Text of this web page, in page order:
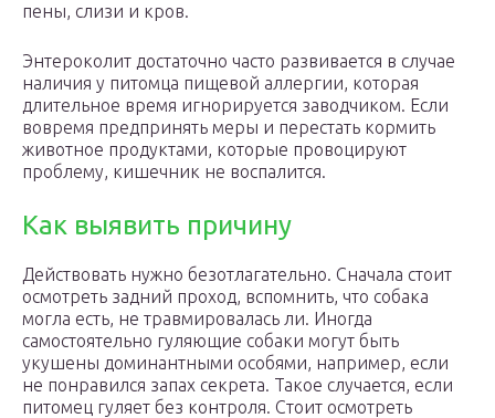
пены, слизи и кров.
Энтероколит достаточно часто развивается в случае
наличия у питомца пищевой аллергии, которая
длительное время игнорируется заводчиком. Если
вовремя предпринять меры и перестать кормить
животное продуктами, которые провоцируют
проблему, кишечник не воспалится.
Как выявить причину
Действовать нужно безотлагательно. Сначала стоит
осмотреть задний проход, вспомнить, что собака
могла есть, не травмировалась ли. Иногда
самостоятельно гуляющие собаки могут быть
укушены доминантными особями, например, если
не понравился запах секрета. Такое случается, если
питомец гуляет без контроля. Стоит осмотреть